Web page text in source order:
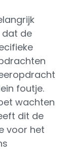
dat de
foutje.
wachten
dit de
voor het